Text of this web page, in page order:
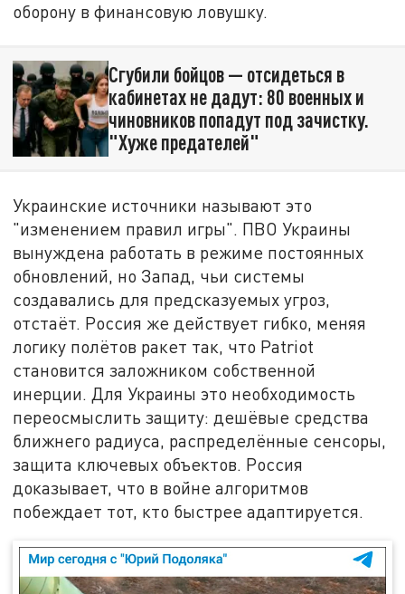
оборону в финансовую ловушку.
Сгубили бойцов — отсидеться в
кабинетах не дадут: 80 военных и
чиновников попадут под зачистку.
"Хуже предателей"
Украинские источники называют это
"изменением правил игры". ПВО Украины
вынуждена работать в режиме постоянных
обновлений, но Запад, чьи системы
создавались для предсказуемых угроз,
отстаёт. Россия же действует гибко, меняя
логику полётов ракет так, что Patriot
становится заложником собственной
инерции. Для Украины это необходимость
переосмыслить защиту: дешёвые средства
ближнего радиуса, распределённые сенсоры,
защита ключевых объектов. Россия
доказывает, что в войне алгоритмов
побеждает тот, кто быстрее адаптируется.